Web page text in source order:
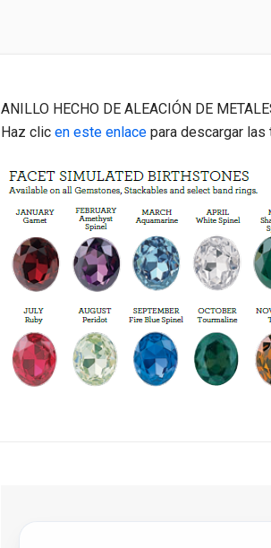
ANILLO HECHO DE ALEACIÓN DE
Haz clic en este enlace para descargar